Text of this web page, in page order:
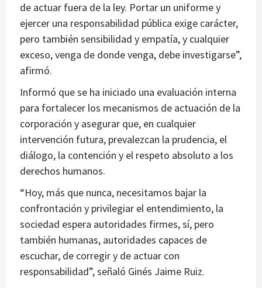
de actuar fuera de la ley. Portar un uniforme y
ejercer una responsabilidad pública exige carácter,
pero también sensibilidad y empatía, y cualquier
exceso, venga de donde venga, debe investigarse”,
afirmó.
Informó que se ha iniciado una evaluación interna
para fortalecer los mecanismos de actuación de la
corporación y asegurar que, en cualquier
intervención futura, prevalezcan la prudencia, el
diálogo, la contención y el respeto absoluto a los
derechos humanos.
“Hoy, más que nunca, necesitamos bajar la
confrontación y privilegiar el entendimiento, la
sociedad espera autoridades firmes, sí, pero
también humanas, autoridades capaces de
escuchar, de corregir y de actuar con
responsabilidad”, señaló Ginés Jaime Ruiz.